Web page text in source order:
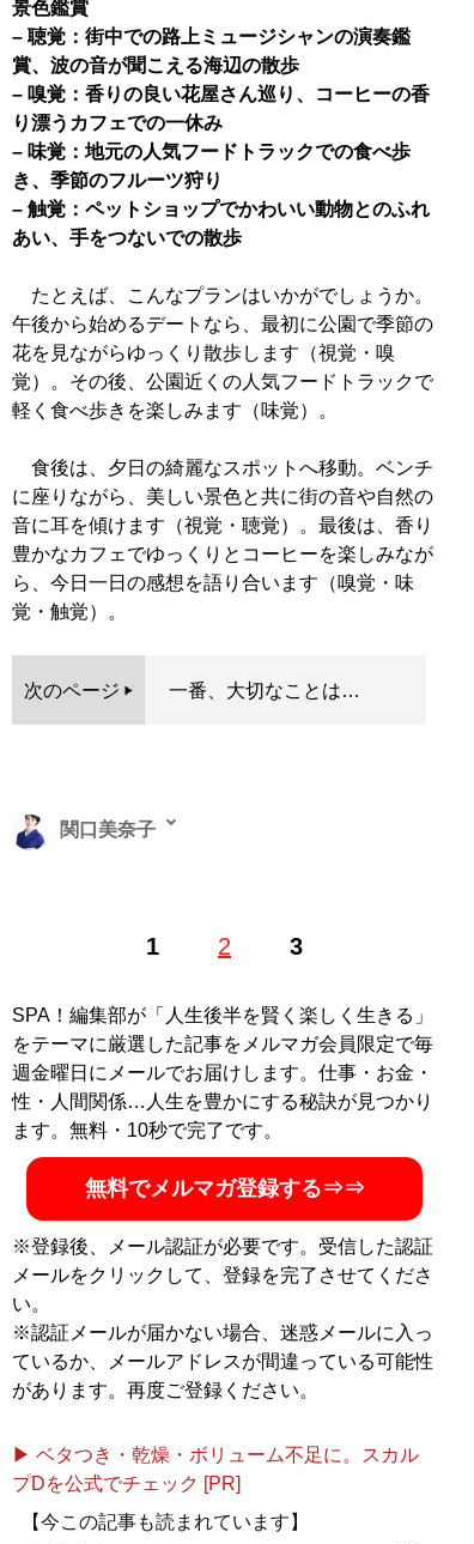
景色鑑賞
– 聴覚：街中での路上ミュージシャンの演奏鑑
賞、波の音が聞こえる海辺の散歩
– 嗅覚：香りの良い花屋さん巡り、コーヒーの香
り漂うカフェでの一休み
– 味覚：地元の人気フードトラックでの食べ歩
き、季節のフルーツ狩り
– 触覚：ペットショップでかわいい動物とのふれ
あい、手をつないでの散歩
たとえば、こんなプランはいかがでしょうか。
午後から始めるデートなら、最初に公園で季節の
花を見ながらゆっくり散歩します（視覚・嗅
覚）。その後、公園近くの人気フードトラックで
軽く食べ歩きを楽しみます（味覚）。
食後は、夕日の綺麗なスポットへ移動。ベンチ
に座りながら、美しい景色と共に街の音や自然の
音に耳を傾けます（視覚・聴覚）。最後は、香り
豊かなカフェでゆっくりとコーヒーを楽しみなが
ら、今日一日の感想を語り合います（嗅覚・味
覚・触覚）。
次のページ 一番、大切なことは…
1 2 3
関口美奈子
ンズ化粧品「ISIKI」開発ディレクター。オフィシャルサ
「みなこの圧倒的モテ男TV」は開設1年半で総再生数が
5000万回を突破（Xアカウント:
@sekiguchiminako）
『気遣いを恋と勘違いす
る男、優しさを愛と勘違
いする女 相手の本性を
見抜き、最高のベストパ
ートナーを見つける男と
女の心理ルール 』
「本当に自分に合うベス
トパートナー」を見抜く
全技術！
がる男、「最後の女」に
SPA！編集部が「人生後半を賢く楽しく生きる」
をテーマに厳選した記事をメルマガ会員限定で毎
週金曜日にメールでお届けします。仕事・お金・
性・人間関係…人生を豊かにする秘訣が見つかり
ます。無料・10秒で完了です。
無料でメルマガ登録する⇒⇒
※登録後、メール認証が必要です。受信した認証
メールをクリックして、登録を完了させてくださ
い。
※認証メールが届かない場合、迷惑メールに入っ
ているか、メールアドレスが間違っている可能性
があります。再度ご登録ください。
▶ ベタつき・乾燥・ボリューム不足に。スカル
プDを公式でチェック [PR]
【今この記事も読まれています】